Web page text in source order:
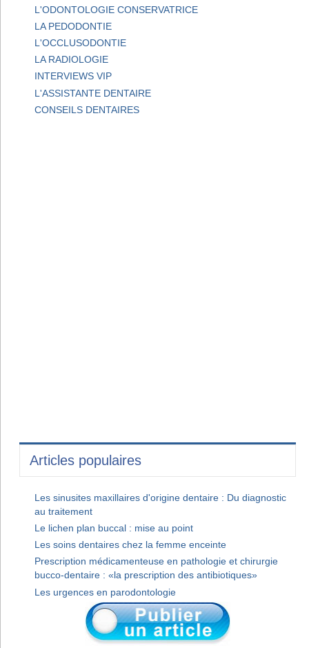
L'ODONTOLOGIE CONSERVATRICE
LA PEDODONTIE
L'OCCLUSODONTIE
LA RADIOLOGIE
INTERVIEWS VIP
L'ASSISTANTE DENTAIRE
CONSEILS DENTAIRES
Articles populaires
Les sinusites maxillaires d'origine dentaire : Du diagnostic
au traitement
Le lichen plan buccal : mise au point
Les soins dentaires chez la femme enceinte
Prescription médicamenteuse en pathologie et chirurgie
bucco-dentaire : «la prescription des antibiotiques»
Les urgences en parodontologie